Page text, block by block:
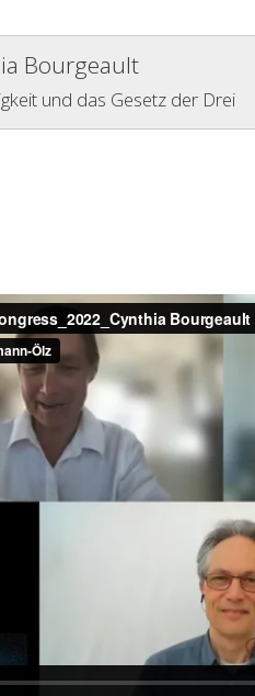
Bourgeault
und das Gesetz der Drei